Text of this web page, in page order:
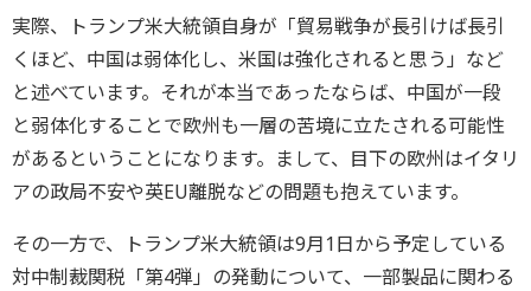
実際、トランプ米大統領自身が「貿易戦争が長引けば長引
くほど、中国は弱体化し、米国は強化されると思う」など
と述べています。それが本当であったならば、中国が一段
と弱体化することで欧州も一層の苦境に立たされる可能性
があるということになります。まして、目下の欧州はイタリ
アの政局不安や英EU離脱などの問題も抱えています。
その一方で、トランプ米大統領は9月1日から予定している
対中制裁関税「第4弾」の発動について、一部製品に関わる